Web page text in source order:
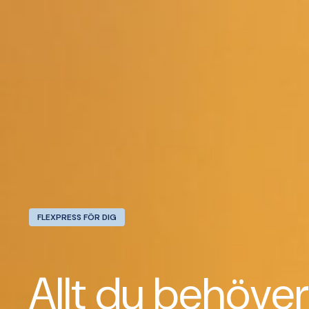
FLEXPRESS FÖR DIG
Allt du